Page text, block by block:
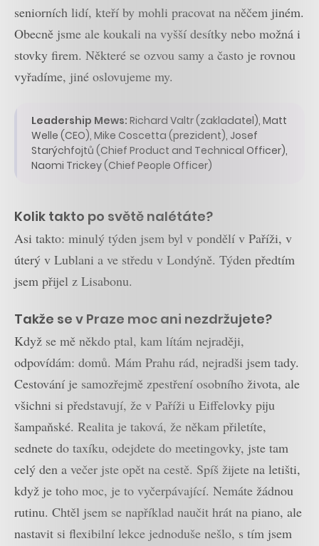
seniorních lidí, kteří by mohli pracovat na něčem jiném.
Obecně jsme ale koukali na vyšší desítky nebo možná i
stovky firem. Některé se ozvou samy a často je rovnou
vyřadíme, jiné oslovujeme my.
Leadership Mews: Richard Valtr (zakladatel), Matt
Welle (CEO), Mike Coscetta (prezident), Josef
Starýchfojtů (Chief Product and Technical Officer),
Naomi Trickey (Chief People Officer)
Kolik takto po světě nalétáte?
Asi takto: minulý týden jsem byl v pondělí v Paříži, v
úterý v Lublani a ve středu v Londýně. Týden předtím
jsem přijel z Lisabonu.
Takže se v Praze moc ani nezdržujete?
Když se mě někdo ptal, kam lítám nejraději,
odpovídám: domů. Mám Prahu rád, nejradši jsem tady.
Cestování je samozřejmě zpestření osobního života, ale
všichni si představují, že v Paříži u Eiffelovky piju
šampaňské. Realita je taková, že někam přiletíte,
sednete do taxíku, odejdete do meetingovky, jste tam
celý den a večer jste opět na cestě. Spíš žijete na letišti,
když je toho moc, je to vyčerpávající. Nemáte žádnou
rutinu. Chtěl jsem se například naučit hrát na piano, ale
nastavit si flexibilní lekce jednoduše nešlo, s tím jsem